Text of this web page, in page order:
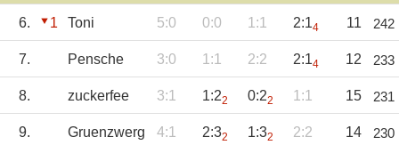
6. 1 Toni 5:0 0:0 1:1 2:14 11 242
7. Pensche 3:0 1:1 2:2 2:14 12 233
8. zuckerfee 3:1 1:22 0:22 1:1 15 231
9. Gruenzwerg 4:1 2:32 1:32 2:2 14 230